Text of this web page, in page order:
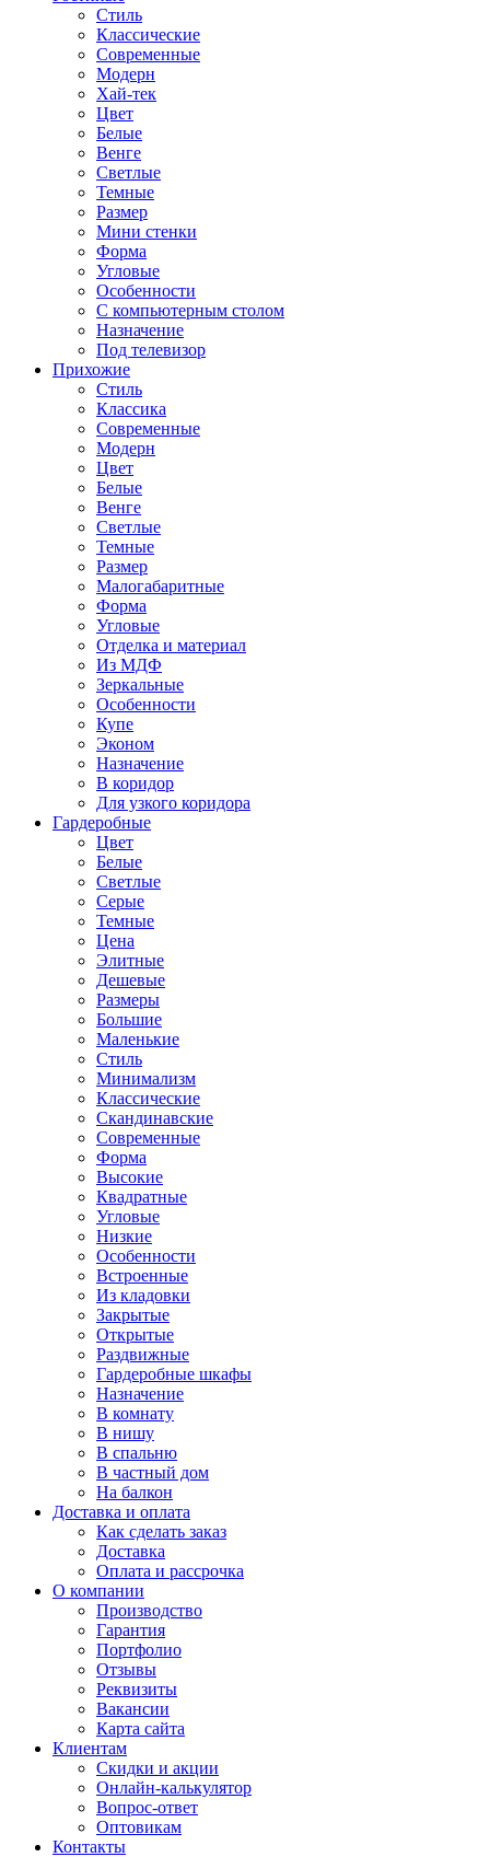
Стиль
Классические
Современные
Модерн
Хай-тек
Цвет
Белые
Венге
Светлые
Темные
Размер
Мини стенки
Форма
Угловые
Особенности
С компьютерным столом
Назначение
Под телевизор
Прихожие
Стиль
Классика
Современные
Модерн
Цвет
Белые
Венге
Светлые
Темные
Размер
Малогабаритные
Форма
Угловые
Отделка и материал
Из МДФ
Зеркальные
Особенности
Купе
Эконом
Назначение
В коридор
Для узкого коридора
Гардеробные
Цвет
Белые
Светлые
Серые
Темные
Цена
Элитные
Дешевые
Размеры
Большие
Маленькие
Стиль
Минимализм
Классические
Скандинавские
Современные
Форма
Высокие
Квадратные
Угловые
Низкие
Особенности
Встроенные
Из кладовки
Закрытые
Открытые
Раздвижные
Гардеробные шкафы
Назначение
В комнату
В нишу
В спальню
В частный дом
На балкон
Доставка и оплата
Как сделать заказ
Доставка
Оплата и рассрочка
О компании
Производство
Гарантия
Портфолио
Отзывы
Реквизиты
Вакансии
Карта сайта
Клиентам
Скидки и акции
Онлайн-калькулятор
Вопрос-ответ
Оптовикам
Контакты